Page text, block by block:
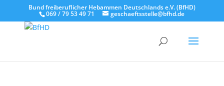
Bund freiberuflicher Hebammen Deutschlands e.V. (BfHD)
069 / 79 53 49 71 geschaeftsstelle@bfhd.de